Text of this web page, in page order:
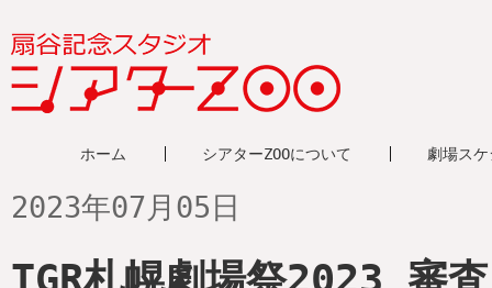
ホーム シアターZOOについて 劇場ス
2023年07月05日